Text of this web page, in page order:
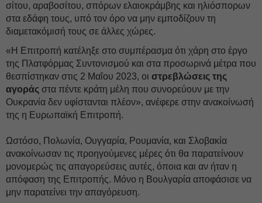
σίτου, αραβοσίτου, σπόρων ελαιοκράμβης και ηλιόσπορων
στα εδάφη τους, υπό τον όρο να μην εμποδίζουν τη
διαμετακόμισή τους σε άλλες χώρες.
«Η Επιτροπή κατέληξε στο συμπέρασμα ότι χάρη στο έργο
της Πλατφόρμας Συντονισμού και στα προσωρινά μέτρα που
θεσπίστηκαν στις 2 Μαΐου 2023, οι στρεβλώσεις της
αγοράς στα πέντε κράτη μέλη που συνορεύουν με την
Ουκρανία δεν υφίστανται πλέον», ανέφερε στην ανακοίνωσή
της η Ευρωπαϊκή Επιτροπή.
Ωστόσο, Πολωνία, Ουγγαρία, Ρουμανία, και Σλοβακία
ανακοίνωσαν τις προηγούμενες μέρες ότι θα παρατείνουν
μονομερώς τις απαγορεύσεις αυτές, όποια και αν ήταν η
απόφαση της Επιτροπής. Μόνο η Βουλγαρία αποφάσισε να
μην παρατείνει την απαγόρευση.